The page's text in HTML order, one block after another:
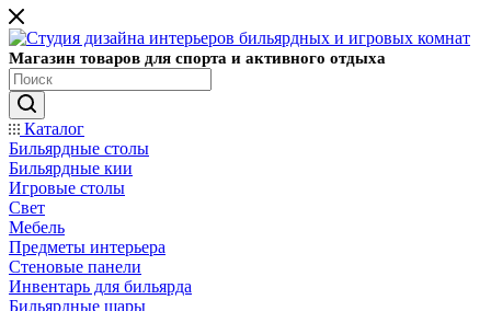
Магазин товаров для спорта и активного отдыха
Каталог
Бильярдные столы
Бильярдные кии
Игровые столы
Свет
Мебель
Предметы интерьера
Стеновые панели
Инвентарь для бильярда
Бильярдные шары